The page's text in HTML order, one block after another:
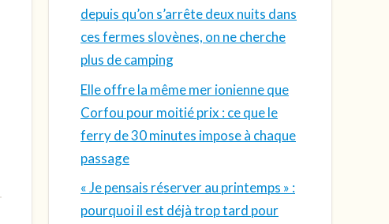
depuis qu’on s’arrête deux nuits dans
ces fermes slovènes, on ne cherche
plus de camping
Elle offre la même mer ionienne que
Corfou pour moitié prix : ce que le
ferry de 30 minutes impose à chaque
passage
« Je pensais réserver au printemps » :
pourquoi il est déjà trop tard pour